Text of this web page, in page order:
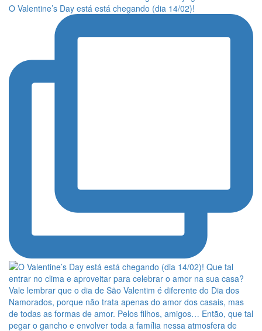
O Valentine’s Day está está chegando (dia 14/02)!